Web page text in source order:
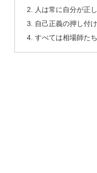
人は常に自分が正
自己正義の押し付
すべては相場師た